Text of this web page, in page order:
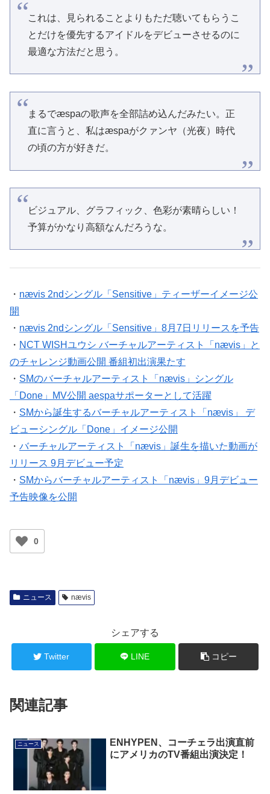
これは、見られることよりもただ聴いてもらうこ
とだけを優先するアイドルをデビューさせるのに
最適な方法だと思う。
まるでæspaの歌声を全部詰め込んだみたい。正
直に言うと、私はæspaがクァンヤ（光夜）時代
の頃の方が好きだ。
ビジュアル、グラフィック、色彩が素晴らしい！
予算がかなり高額なんだろうな。
・ nævis 2ndシングル「Sensitive」ティーザーイメージ公
開
・ nævis 2ndシングル「Sensitive」8月7日リリースを予告
・ NCT WISHユウシ バーチャルアーティスト「nævis」と
のチャレンジ動画公開 番組初出演果たす
・ SMのバーチャルアーティスト「nævis」シングル
「Done」MV公開 aespaサポーターとして活躍
・ SMから誕生するバーチャルアーティスト「nævis」 デ
ビューシングル「Done」イメージ公開
・ バーチャルアーティスト「nævis」誕生を描いた動画が
リリース 9月デビュー予定
・ SMからバーチャルアーティスト「nævis」9月デビュー
予告映像を公開
0
ニュース nævis
シェアする
Twitter LINE コピー
関連記事
ニュース
ENHYPEN、コーチェラ出演直前
にアメリカのTV番組出演決定！